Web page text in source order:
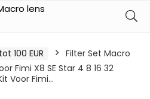
100 EUR
Filter Set Macro
Fimi X8 SE Star 4 8 16 32
Voor Fimi…